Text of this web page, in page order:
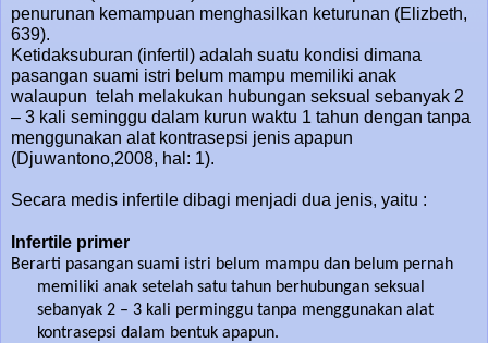
penurunan kemampuan menghasilkan keturunan (Elizbeth,
639).
Ketidaksuburan (infertil) adalah suatu kondisi dimana
pasangan suami istri belum mampu memiliki anak
walaupun telah melakukan hubungan seksual sebanyak 2
– 3 kali seminggu dalam kurun waktu 1 tahun dengan tanpa
menggunakan alat kontrasepsi jenis apapun
(Djuwantono,2008, hal: 1).
Secara medis infertile dibagi menjadi dua jenis, yaitu :
Infertile primer
Berarti pasangan suami istri belum mampu dan belum pernah
memiliki anak setelah satu tahun berhubungan seksual
sebanyak 2 – 3 kali perminggu tanpa menggunakan alat
kontrasepsi dalam bentuk apapun.